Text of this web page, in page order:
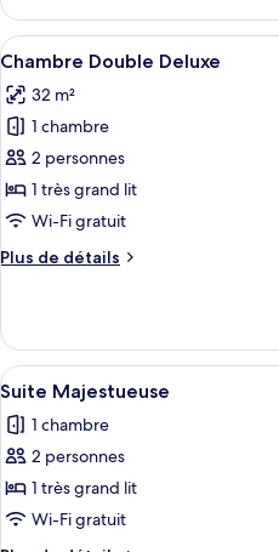
le
type
de
Chambre
Quadruple
Afficher
toutes
les
photos
pour
ce
type
chambre :
Deluxe
6
Chambre Double Deluxe
32 m²
1 chambre
2 personnes
1 très grand lit
Wi-Fi gratuit
Plus de détails
Plus
le
type
de
Chambre
Double
Afficher
toutes
les
photos
pour
ce
type
5
Suite Majestueuse
1 chambre
2 personnes
1 très grand lit
Wi-Fi gratuit